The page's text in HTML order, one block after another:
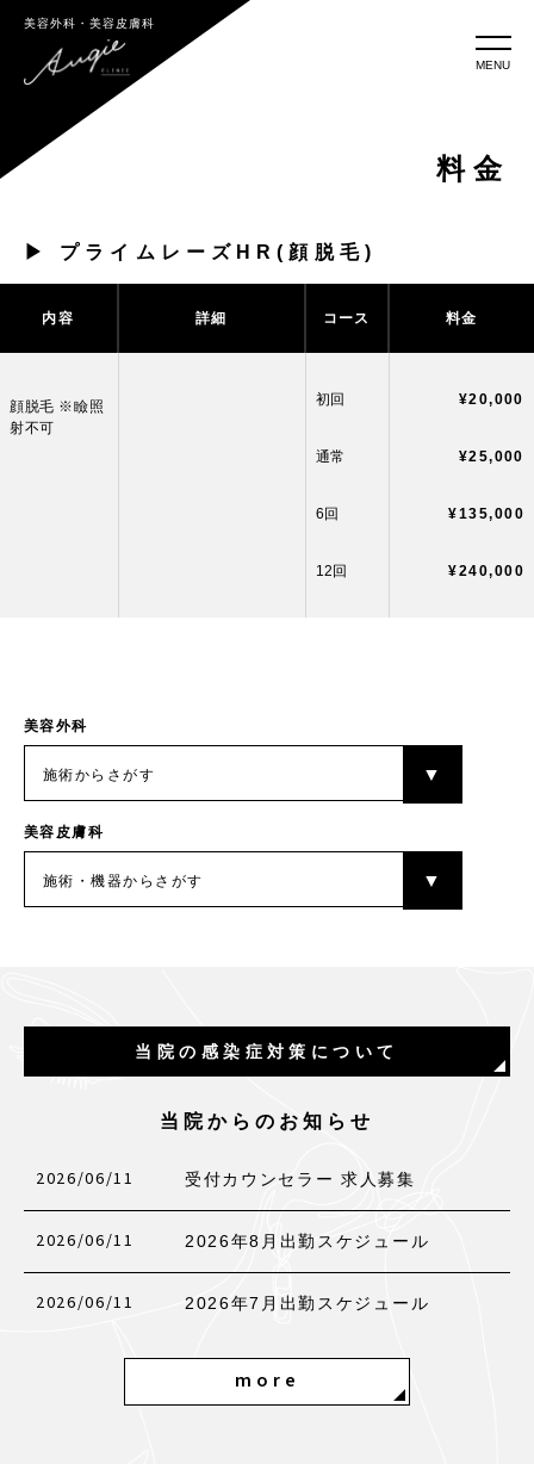
美容外科・美容皮膚科
MENU
料金
美容外科
施術からさがす
美容皮膚科
施術・機器からさがす
▶︎ プライムレーズHR(顔脱毛)
内容 詳細 コース 料金
顔脱毛 ※瞼照
射不可
初回 ¥20,000
通常 ¥25,000
6回 ¥135,000
12回 ¥240,000
当院の感染症対策について
当院からのお知らせ
2026/06/11 受付カウンセラー 求人募集
2026/06/11 2026年8月出勤スケジュール
2026/06/11 2026年7月出勤スケジュール
more